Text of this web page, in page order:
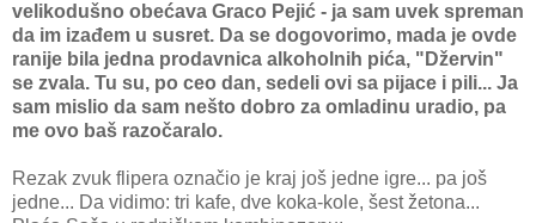
velikodušno obećava Graco Pejić - ja sam uvek spreman
da im izađem u susret. Da se dogovorimo, mada je ovde
ranije bila jedna prodavnica alkoholnih pića, "Džervin"
se zvala. Tu su, po ceo dan, sedeli ovi sa pijace i pili... Ja
sam mislio da sam nešto dobro za omladinu uradio, pa
me ovo baš razočaralo.
Rezak zvuk flipera označio je kraj još jedne igre... pa još
jedne... Da vidimo: tri kafe, dve koka-kole, šest žetona...